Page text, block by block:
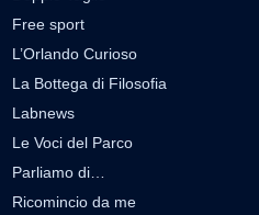
Free sport
L’Orlando Curioso
La Bottega di Filosofia
Labnews
Le Voci del Parco
Parliamo di…
Ricomincio da me